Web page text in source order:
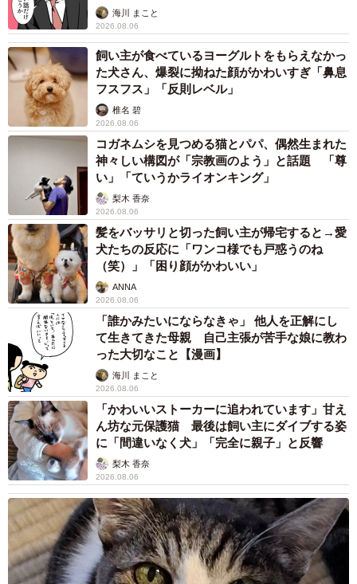
海川 まこと
2026.08.06
飼い主が食べているヨーグルトをもらえなかっ
た犬さん、爆裂に拗ねた顔がかわいすぎ「鼻息
フスフス」「反則レベル」
椎名 碧
2026.08.06
コガネムシを見つめる猫とパパ、偶然生まれた
神々しい構図が「宗教画のよう」と話題 「尊
い」「ていうかライオンキング」
梨木 香奈
2026.08.06
髪をバッサリと切った飼い主が帰宅すると→愛
犬たちの反応に「ワンコ様でも戸惑うのね
（笑）」「困り顔がかわいい」
ANNA
2026.08.06
「誰かみたいにならなきゃ」 他人を正解にし
て生きてきた母親 自己主張が苦手な娘に教わ
った大切なこと【漫画】
海川 まこと
2026.08.06
「かわいいストーカーに追われています」甘え
ん坊な元保護猫 最後は飼い主にダイブする姿
に「間違いなく犬」「完全に親子」と反響
梨木 香奈
2026.08.06